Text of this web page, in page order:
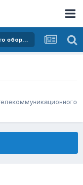
Покупка и продажа телекоммуникационного оборудования